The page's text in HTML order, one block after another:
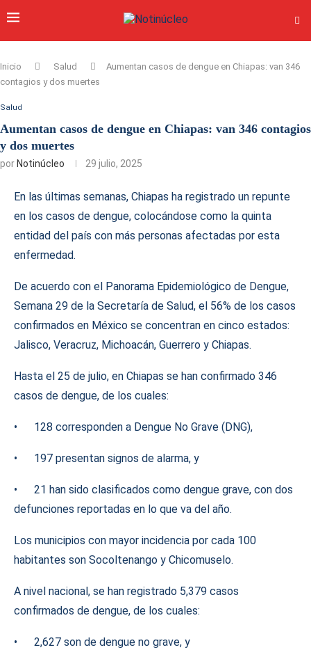
Inicio Salud
Aumentan casos de dengue en Chiapas: van 346
contagios y dos muertes
Salud
Aumentan casos de dengue en Chiapas: van 346 contagios
y dos muertes
por Notinúcleo 29 julio, 2025
En las últimas semanas, Chiapas ha registrado un repunte
en los casos de dengue, colocándose como la quinta
entidad del país con más personas afectadas por esta
enfermedad.
De acuerdo con el Panorama Epidemiológico de Dengue,
Semana 29 de la Secretaría de Salud, el 56% de los casos
confirmados en México se concentran en cinco estados:
Jalisco, Veracruz, Michoacán, Guerrero y Chiapas.
Hasta el 25 de julio, en Chiapas se han confirmado 346
casos de dengue, de los cuales:
• 128 corresponden a Dengue No Grave (DNG),
• 197 presentan signos de alarma, y
• 21 han sido clasificados como dengue grave, con dos
defunciones reportadas en lo que va del año.
Los municipios con mayor incidencia por cada 100
habitantes son Socoltenango y Chicomuselo.
A nivel nacional, se han registrado 5,379 casos
confirmados de dengue, de los cuales:
• 2,627 son de dengue no grave, y